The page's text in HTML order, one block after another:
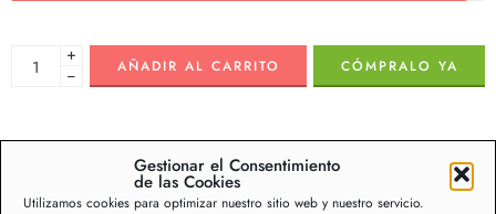
Gestionar el Consentimiento
de las Cookies
Utilizamos cookies para optimizar nuestro sitio web y nuestro servicio.
+
−
AÑADIR AL CARRITO CÓMPRALO YA
Descripción Información adicional